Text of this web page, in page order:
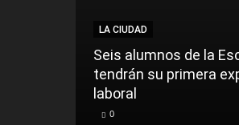
LA CIUDAD
Seis alumnos de la
tendrán su primera
laboral
0